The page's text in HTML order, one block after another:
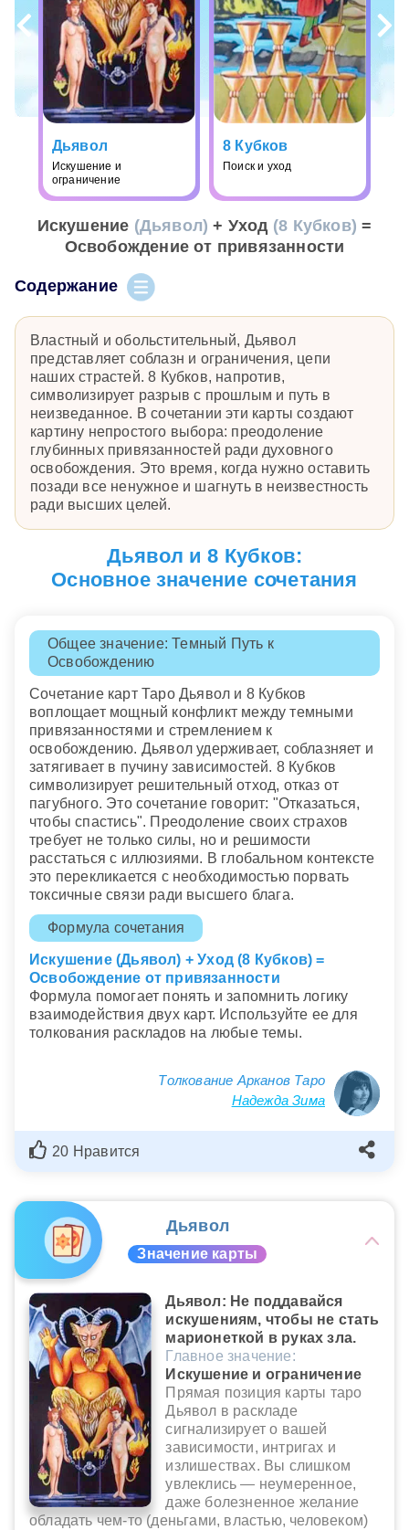
Дьявол
Искушение и
ограничение
8 Кубков
Поиск и уход
Искушение (Дьявол) + Уход (8 Кубков) =
Освобождение от привязанности
Содержание
Властный и обольстительный, Дьявол
представляет соблазн и ограничения, цепи
наших страстей. 8 Кубков, напротив,
символизирует разрыв с прошлым и путь в
неизведанное. В сочетании эти карты создают
картину непростого выбора: преодоление
глубинных привязанностей ради духовного
освобождения. Это время, когда нужно оставить
позади все ненужное и шагнуть в неизвестность
ради высших целей.
Дьявол и 8 Кубков:
Основное значение сочетания
Общее значение: Темный Путь к
Освобождению
Сочетание карт Таро Дьявол и 8 Кубков
воплощает мощный конфликт между темными
привязанностями и стремлением к
освобождению. Дьявол удерживает, соблазняет и
затягивает в пучину зависимостей. 8 Кубков
символизирует решительный отход, отказ от
пагубного. Это сочетание говорит: "Отказаться,
чтобы спастись". Преодоление своих страхов
требует не только силы, но и решимости
расстаться с иллюзиями. В глобальном контексте
это перекликается с необходимостью порвать
токсичные связи ради высшего блага.
Формула сочетания
Искушение (Дьявол) + Уход (8 Кубков) =
Освобождение от привязанности
Формула помогает понять и запомнить логику
взаимодействия двух карт. Используйте ее для
толкования раскладов на любые темы.
Толкование Арканов Таро
Надежда Зима
20 Нравится
Дьявол
Значение карты
Дьявол: Не поддавайся
искушениям, чтобы не стать
марионеткой в руках зла.
Главное значение:
Искушение и ограничение
Прямая позиция карты таро
Дьявол в раскладе
сигнализирует о вашей
зависимости, интригах и
излишествах. Вы слишком
увлеклись — неумеренное,
даже болезненное желание
обладать чем-то (деньгами, властью, человеком)